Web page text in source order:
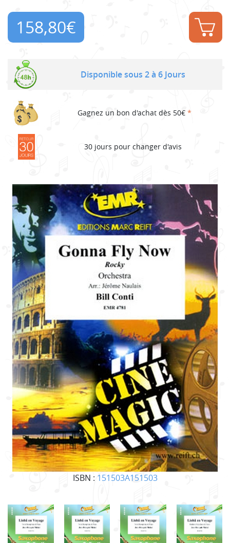
ISBN : 151503A151503
158,80€
Disponible sous 2 à 6 Jours
Gagnez un bon d'achat dès 50€ *
30 jours pour changer d'avis